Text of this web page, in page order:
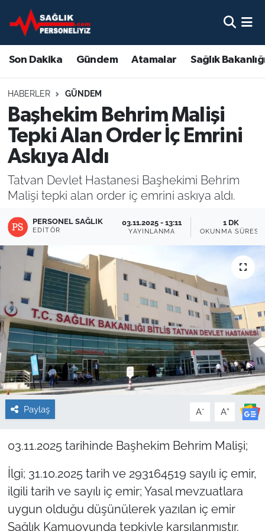
Son Dakika Gündem Atamalar Sağlık
HABERLER GÜNDEM
Başhekim Behrim Malişi
Tepki Alan Order İç Emrini
Askıya Aldı
Tatvan Devlet Hastanesi Başhekimi Behrim
Malişi tepki alan order iç emrini askıya aldı.
PERSONEL SAĞLIK
EDITÖR
03.11.2025 - 13:11
YAYINLANMA
1 DK
OKUNMA SÜRESI
Paylaş A- A+
03.11.2025 tarihinde Başhekim Behrim Malişi;
İlgi; 31.10.2025 tarih ve 293164519 sayılı iç emir,
ilgili tarih ve sayılı iç emir; Yasal mevzuatlara
uygun olduğu düşünülerek yazılan iç emir
Sağlık Kamuoyunda tepkiyle karşılanmıştır.
Son Dakika
Gündem
Atamalar
Sağlık Bakanlığı
Mevzuat
Sendika
Sağlık Personeli Alımı
Eğitim
Sağlık
Güncel
Kamu Alımları
Nöbetçi Eczaneler
Hava Durumu
Namaz Vakitleri
Trafik Durumu
Süper Lig Puan Durumu ve Fikstür
Tüm Manşetler
Son Dakika Haberleri
Haber Arşivi